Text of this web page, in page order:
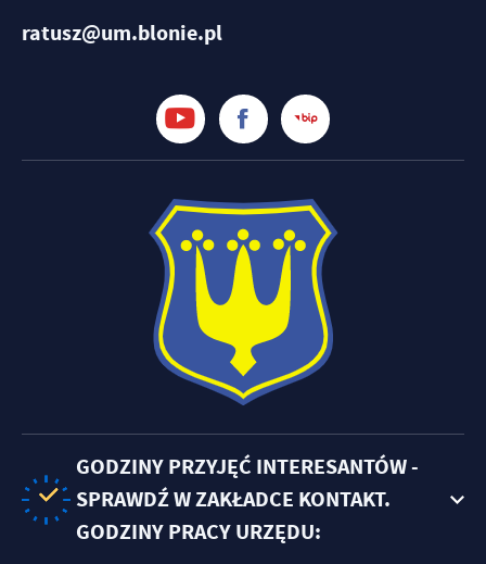
ratusz@um.blonie.pl
GODZINY PRZYJĘĆ INTERESANTÓW -
SPRAWDŹ W ZAKŁADCE KONTAKT.
GODZINY PRACY URZĘDU: